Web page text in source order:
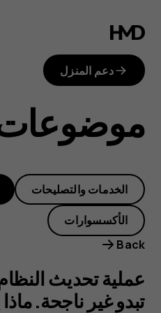
عملية
تحديث
النظام
من
خلال
OTA
تبدو
غير
دعم المنزل
الخدمات والتصليحات
الأكسسوارات
Back
تبدو غير ناجحة.